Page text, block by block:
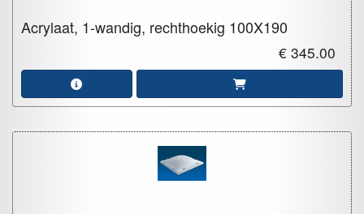
Acrylaat, 1-wandig, rechthoekig 100X190
€ 345.00